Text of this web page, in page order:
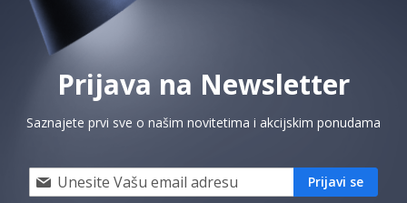
Prijava na Newsletter
Saznajete prvi sve o našim novitetima i akcijskim ponudama
Prijavi
se
Prijavi se